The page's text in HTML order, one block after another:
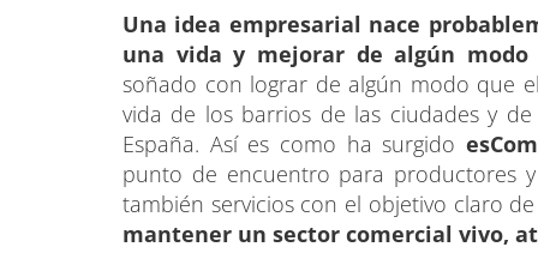
Una idea empresarial nace
una vida y mejorar de algún modo
soñado con lograr de algún modo que
vida de los barrios de las ciudades y
España. Así es como ha surgido
punto de encuentro para productores
también servicios con el objetivo claro
mantener un sector comercial vivo,